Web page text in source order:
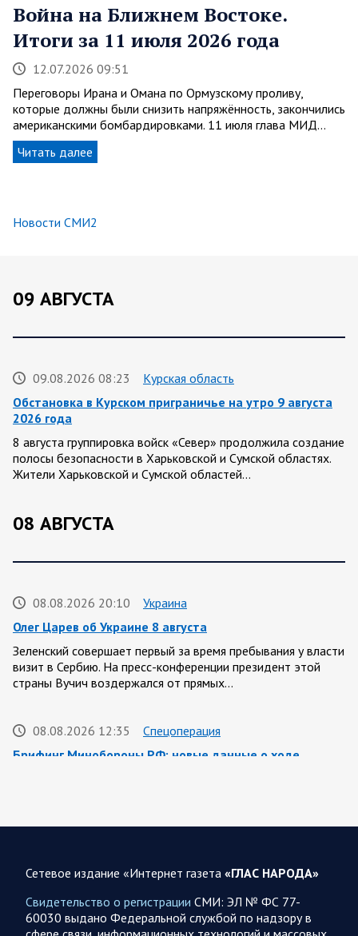
Война на Ближнем Востоке.
Итоги за 11 июля 2026 года
12.07.2026 09:51
Переговоры Ирана и Омана по Ормузскому проливу,
которые должны были снизить напряжённость, закончились
американскими бомбардировками. 11 июля глава МИД…
Читать далее
Новости СМИ2
09 АВГУСТА
09.08.2026 08:23
Курская область
Обстановка в Курском приграничье на утро 9 августа
2026 года
8 августа группировка войск «Север» продолжила создание
полосы безопасности в Харьковской и Сумской областях.
Жители Харьковской и Сумской областей…
08 АВГУСТА
08.08.2026 20:10
Украина
Олег Царев об Украине 8 августа
Зеленский совершает первый за время пребывания у власти
визит в Сербию. На пресс-конференции президент этой
страны Вучич воздержался от прямых…
08.08.2026 12:35
Спецоперация
Брифинг Минобороны РФ: новые данные о ходе
представители группировок «Север», «Запад», «Центр»,
Сводка военных действий от Минобороны РФ 8
августа. Коротко
Сетевое издание «Интернет газета «ГЛАС НАРОДА»
Свидетельство о регистрации СМИ: ЭЛ № ФС 77-
60030 выдано Федеральной службой по надзору в